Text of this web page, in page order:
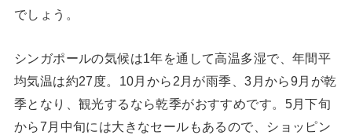
でしょう。
シンガポールの気候は1年を通して高温多湿で、年間平
均気温は約27度。10月から2月が雨季、3月から9月が乾
季となり、観光するなら乾季がおすすめです。5月下旬
から7月中旬には大きなセールもあるので、ショッピン